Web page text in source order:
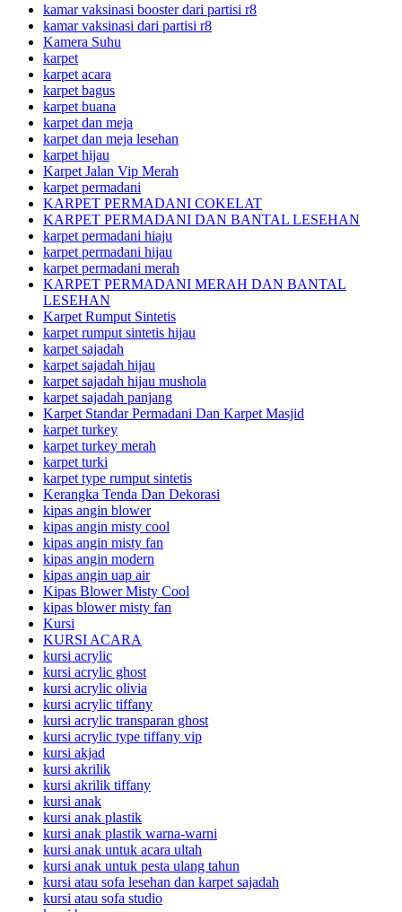
kamar vaksinasi booster dari partisi r8
kamar vaksinasi dari partisi r8
Kamera Suhu
karpet
karpet acara
karpet bagus
karpet buana
karpet dan meja
karpet dan meja lesehan
karpet hijau
Karpet Jalan Vip Merah
karpet permadani
KARPET PERMADANI COKELAT
KARPET PERMADANI DAN BANTAL LESEHAN
karpet permadani hiaju
karpet permadani hijau
karpet permadani merah
KARPET PERMADANI MERAH DAN BANTAL
LESEHAN
Karpet Rumput Sintetis
karpet rumput sintetis hijau
karpet sajadah
karpet sajadah hijau
karpet sajadah hijau mushola
karpet sajadah panjang
Karpet Standar Permadani Dan Karpet Masjid
karpet turkey
karpet turkey merah
karpet turki
karpet type rumput sintetis
Kerangka Tenda Dan Dekorasi
kipas angin blower
kipas angin misty cool
kipas angin misty fan
kipas angin modern
kipas angin uap air
Kipas Blower Misty Cool
kipas blower misty fan
Kursi
KURSI ACARA
kursi acrylic
kursi acrylic ghost
kursi acrylic olivia
kursi acrylic tiffany
kursi acrylic transparan ghost
kursi acrylic type tiffany vip
kursi akjad
kursi akrilik
kursi akrilik tiffany
kursi anak
kursi anak plastik
kursi anak plastik warna-warni
kursi anak untuk acara ultah
kursi anak untuk pesta ulang tahun
kursi atau sofa lesehan dan karpet sajadah
kursi atau sofa studio